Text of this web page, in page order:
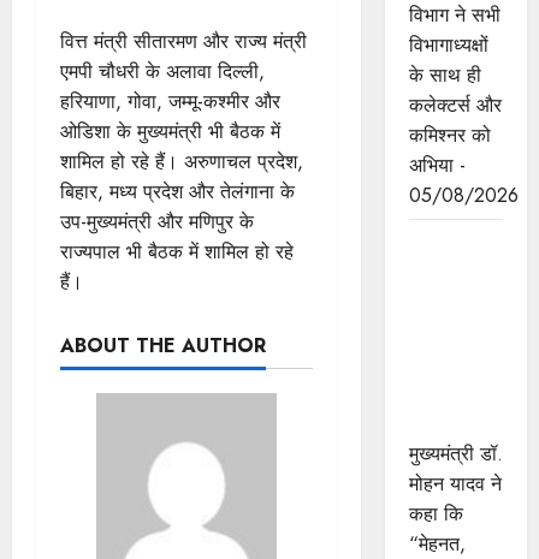
वित्त मंत्री सीतारमण और राज्य मंत्री
एमपी चौधरी के अलावा दिल्ली,
हरियाणा, गोवा, जम्मू-कश्मीर और
ओडिशा के मुख्यमंत्री भी बैठक में
शामिल हो रहे हैं। अरुणाचल प्रदेश,
बिहार, मध्य प्रदेश और तेलंगाना के
उप-मुख्यमंत्री और मणिपुर के
राज्यपाल भी बैठक में शामिल हो रहे
हैं।
ABOUT THE AUTHOR
विभाग ने सभी
विभागाध्यक्षों
के साथ ही
कलेक्टर्स और
कमिश्नर को
अभिया -
05/08/2026
मुख्यमंत्री डॉ.
मोहन यादव ने
कहा कि
“मेहनत,